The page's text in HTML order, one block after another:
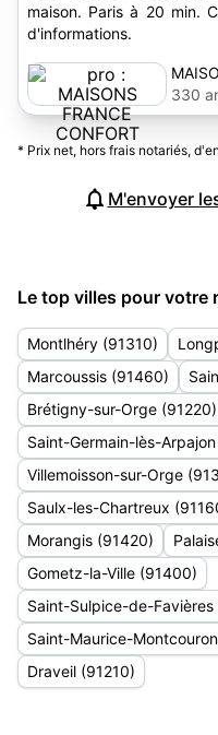
maison. Paris à 20 min.
d'informations.
330
* Prix net, hors frais notariés,
M'envoyer
Le top villes pour votre
Montlhéry (91310)
Marcoussis (91460)
Brétigny-sur-Orge (91220)
Saint-Germain-lès-
Villemoisson-sur-Orge
Saulx-les-Chartreux
Morangis (91420)
Gometz-la-Ville (91400)
Saint-Sulpice-de-Favières
Saint-Maurice-
Draveil (91210)